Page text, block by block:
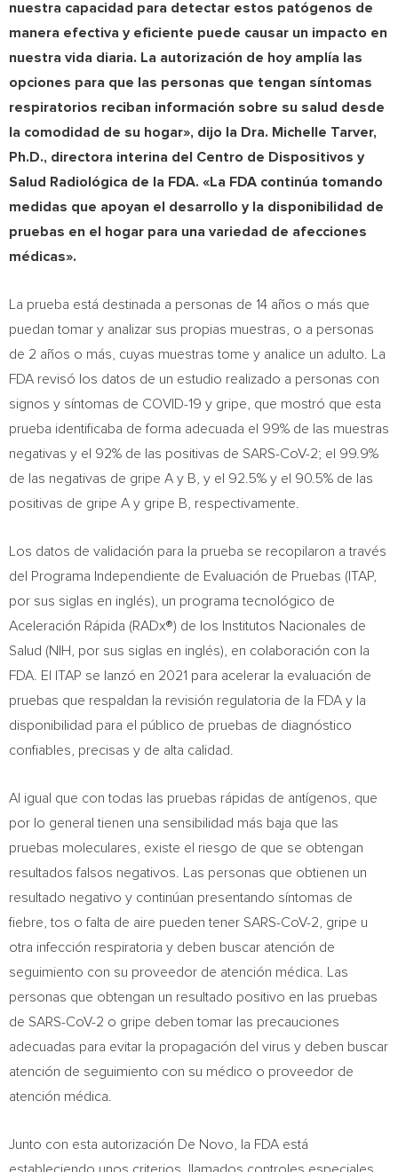
nuestra capacidad para detectar estos patógenos de
manera efectiva y eficiente puede causar un impacto en
nuestra vida diaria. La autorización de hoy amplía las
opciones para que las personas que tengan síntomas
respiratorios reciban información sobre su salud desde
la comodidad de su hogar», dijo la Dra. Michelle Tarver,
Ph.D., directora interina del Centro de Dispositivos y
Salud Radiológica de la FDA. «La FDA continúa tomando
medidas que apoyan el desarrollo y la disponibilidad de
pruebas en el hogar para una variedad de afecciones
médicas».
La prueba está destinada a personas de 14 años o más que
puedan tomar y analizar sus propias muestras, o a personas
de 2 años o más, cuyas muestras tome y analice un adulto. La
FDA revisó los datos de un estudio realizado a personas con
signos y síntomas de COVID-19 y gripe, que mostró que esta
prueba identificaba de forma adecuada el 99% de las muestras
negativas y el 92% de las positivas de SARS-CoV-2; el 99.9%
de las negativas de gripe A y B, y el 92.5% y el 90.5% de las
positivas de gripe A y gripe B, respectivamente.
Los datos de validación para la prueba se recopilaron a través
del Programa Independiente de Evaluación de Pruebas (ITAP,
por sus siglas en inglés), un programa tecnológico de
Aceleración Rápida (RADx®) de los Institutos Nacionales de
Salud (NIH, por sus siglas en inglés), en colaboración con la
FDA. El ITAP se lanzó en 2021 para acelerar la evaluación de
pruebas que respaldan la revisión regulatoria de la FDA y la
disponibilidad para el público de pruebas de diagnóstico
confiables, precisas y de alta calidad.
Al igual que con todas las pruebas rápidas de antígenos, que
por lo general tienen una sensibilidad más baja que las
pruebas moleculares, existe el riesgo de que se obtengan
resultados falsos negativos. Las personas que obtienen un
resultado negativo y continúan presentando síntomas de
fiebre, tos o falta de aire pueden tener SARS-CoV-2, gripe u
otra infección respiratoria y deben buscar atención de
seguimiento con su proveedor de atención médica. Las
personas que obtengan un resultado positivo en las pruebas
de SARS-CoV-2 o gripe deben tomar las precauciones
adecuadas para evitar la propagación del virus y deben buscar
atención de seguimiento con su médico o proveedor de
atención médica.
Junto con esta autorización De Novo, la FDA está